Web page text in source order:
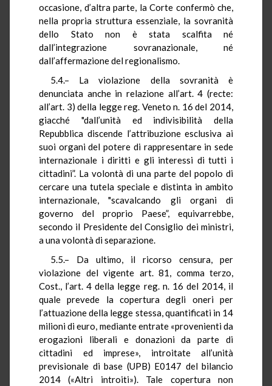
occasione, d’altra parte, la Corte confermò che,
nella propria struttura essenziale, la sovranità
dello Stato non è stata scalfita né
dall’integrazione sovranazionale, né
dall’affermazione del regionalismo.
5.4.– La violazione della sovranità è
denunciata anche in relazione all’art. 4 (recte:
all’art. 3) della legge reg. Veneto n. 16 del 2014,
giacché "dall’unità ed indivisibilità della
Repubblica discende l’attribuzione esclusiva ai
suoi organi del potere di rappresentare in sede
internazionale i diritti e gli interessi di tutti i
cittadini”. La volontà di una parte del popolo di
cercare una tutela speciale e distinta in ambito
internazionale, "scavalcando gli organi di
governo del proprio Paese”, equivarrebbe,
secondo il Presidente del Consiglio dei ministri,
a una volontà di separazione.
5.5.– Da ultimo, il ricorso censura, per
violazione del vigente art. 81, comma terzo,
Cost., l’art. 4 della legge reg. n. 16 del 2014, il
quale prevede la copertura degli oneri per
l’attuazione della legge stessa, quantificati in 14
milioni di euro, mediante entrate «provenienti da
erogazioni liberali e donazioni da parte di
cittadini ed imprese», introitate all’unità
previsionale di base (UPB) E0147 del bilancio
2014 («Altri introiti»). Tale copertura non